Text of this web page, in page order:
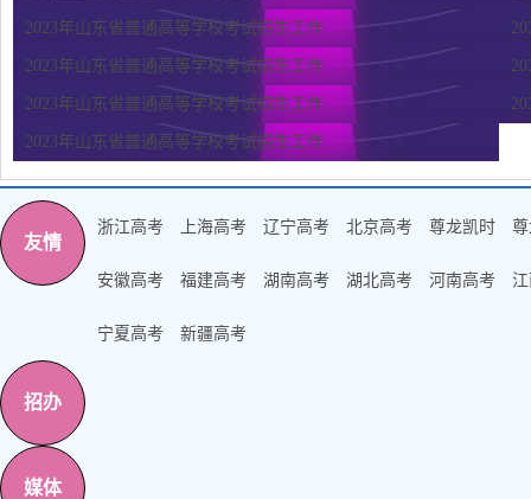
2023年山东省普通高等学校考试招生工作...
2023年山东省普通高等学校考试招生工作...
2023年山东省普通高等学校考试招生工作...
2023年山东省普通高等学校考试招生工作...
友情
浙江高考 上海高考 辽宁高考 北京高考 尊龙凯时
安徽高考 福建高考 湖南高考 湖北高考 河南高考
宁夏高考 新疆高考
招办
媒体